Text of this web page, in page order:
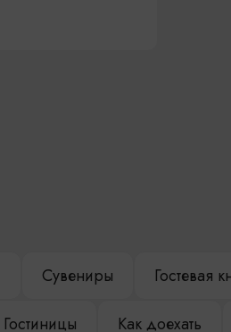
Сувениры Гостевая
Гостиницы Как доехать